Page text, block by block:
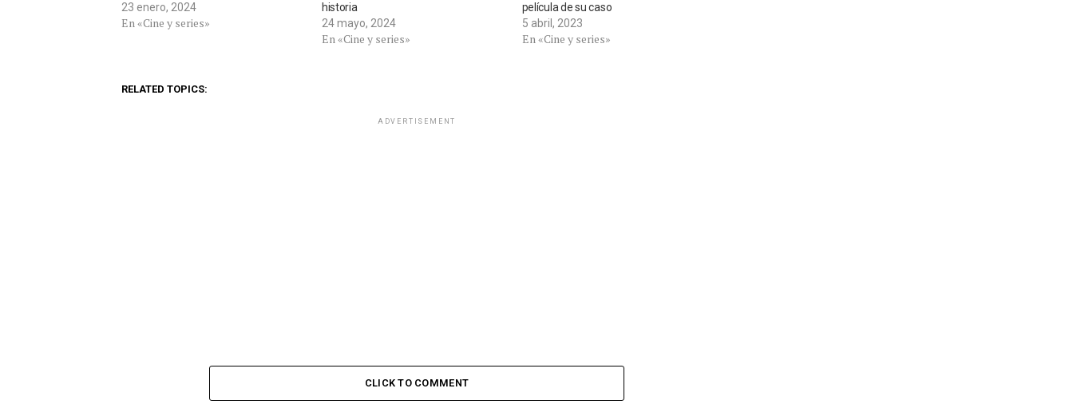
23 enero, 2024
En «Cine y series»
historia
24 mayo, 2024
En «Cine y series»
película de su caso
5 abril, 2023
En «Cine y series»
RELATED TOPICS:
ADVERTISEMENT
CLICK TO COMMENT